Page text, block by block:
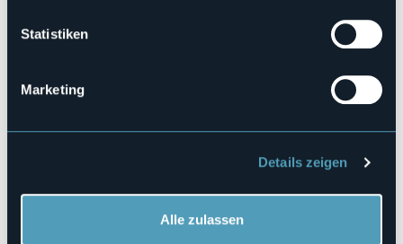
Statistiken
Marketing
Details zeigen
Alle zulassen
28028 - PETTENASCO (NO)